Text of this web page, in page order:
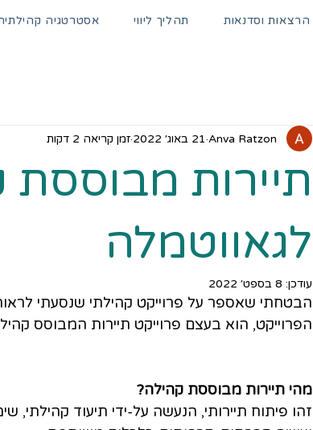
הרצאות וסדנאות תהליך ליווי אסטרטגיה
תיירות מבוססת
לגאווטמלה
Anva Ratzon 21 באוג׳ 2022 זמן קריאה 2 דקות
עודכן: 8 בספט׳ 2022
הבטחתי שאספר על פרוייקט קהילתי שנסעתי
הפרוייקט, הוא בעצם פרוייקט תיירות המבוסס
מהי תיירות מבוססת קהילה?
זהו פיתוח תיירותי, הנעשה על-ידי תיעוד קהילתי,